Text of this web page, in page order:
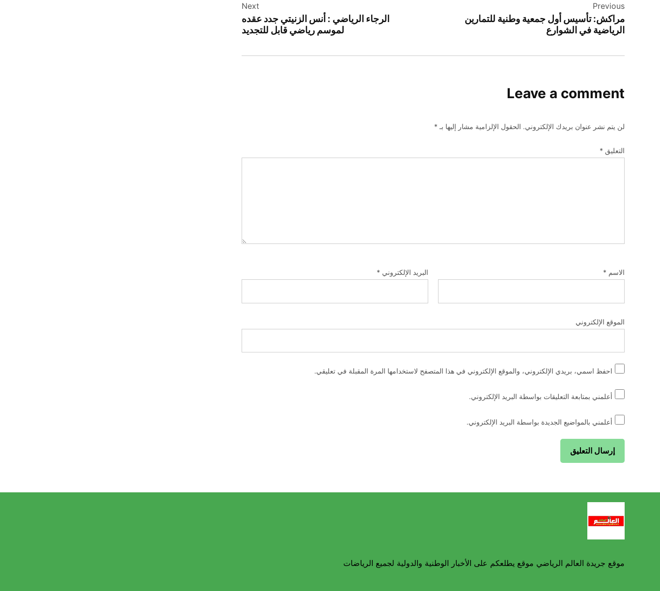
المقالات
Previous
مراكش: تأسيس أول جمعية وطنية للتمارين
الرياضية في الشوارع
Next
الرجاء الرياضي : أنس الزنيتي جدد عقده
لموسم رياضي قابل للتجديد
Leave a comment
لن يتم نشر عنوان بريدك الإلكتروني. الحقول الإلزامية مشار إليها بـ *
التعليق *
الاسم * البريد الإلكتروني *
الموقع الإلكتروني
احفظ اسمي، بريدي الإلكتروني، والموقع الإلكتروني في هذا المتصفح لاستخدامها المرة المقبلة في تعليقي.
أعلمني بمتابعة التعليقات بواسطة البريد الإلكتروني.
أعلمني بالمواضيع الجديدة بواسطة البريد الإلكتروني.
موقع جريدة العالم الرياضي موقع يطلعكم على الأخبار الوطنية والدولية لجميع الرياضات